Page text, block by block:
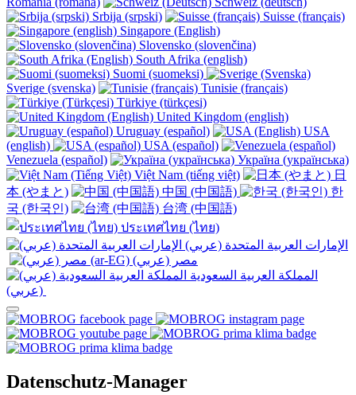
Srbija (srpski)
Suisse (français)
Singapore (English)
Slovensko (slovenčina)
South Afrika (english)
Suomi (suomeksi)
Sverige (svenska)
Tunisie (français)
Türkiye (türkçesi)
United Kingdom (english)
Uruguay (español)
USA
(english)
USA (español)
Venezuela (español)
Україна (українська)
Việt Nam (tiếng việt)
日
本 (やまと)
中国 (中国語)
한
국 (한국인)
台湾 (中国語)
ประเทศไทย (ไทย)
Datenschutz-Manager